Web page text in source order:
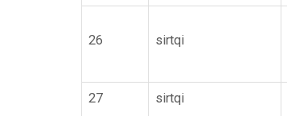
26 sirtqi
27 sirtqi